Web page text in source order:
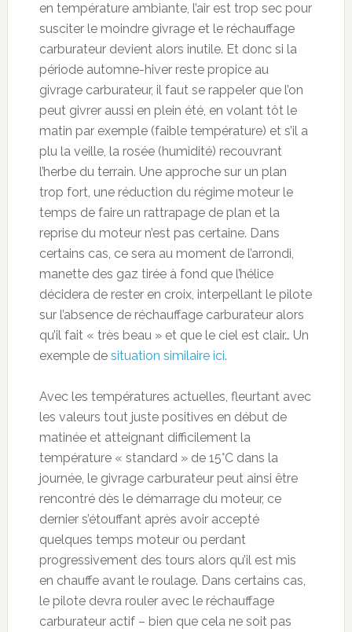
en température ambiante, l’air est trop sec pour
susciter le moindre givrage et le réchauffage
carburateur devient alors inutile. Et donc si la
période automne-hiver reste propice au
givrage carburateur, il faut se rappeler que l’on
peut givrer aussi en plein été, en volant tôt le
matin par exemple (faible température) et s’il a
plu la veille, la rosée (humidité) recouvrant
l’herbe du terrain. Une approche sur un plan
trop fort, une réduction du régime moteur le
temps de faire un rattrapage de plan et la
reprise du moteur n’est pas certaine. Dans
certains cas, ce sera au moment de l’arrondi,
manette des gaz tirée à fond que l’hélice
décidera de rester en croix, interpellant le pilote
sur l’absence de réchauffage carburateur alors
qu’il fait « très beau » et que le ciel est clair… Un
exemple de situation similaire ici.
Avec les températures actuelles, fleurtant avec
les valeurs tout juste positives en début de
matinée et atteignant difficilement la
température « standard » de 15°C dans la
journée, le givrage carburateur peut ainsi être
rencontré dès le démarrage du moteur, ce
dernier s’étouffant après avoir accepté
quelques temps moteur ou perdant
progressivement des tours alors qu’il est mis
en chauffe avant le roulage. Dans certains cas,
le pilote devra rouler avec le réchauffage
carburateur actif – bien que cela ne soit pas